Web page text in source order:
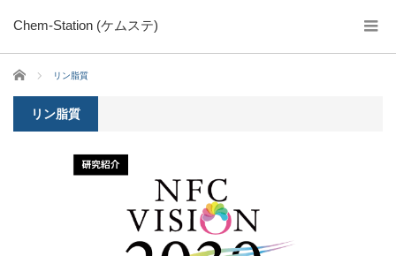
Chem-Station (ケムステ)
ホーム リン脂質
リン脂質